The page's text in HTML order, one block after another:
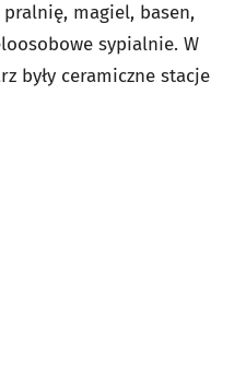
magiel, basen,
sypialnie. W
były ceramiczne stacje